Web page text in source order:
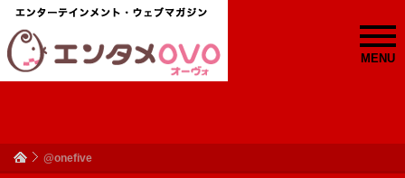
MENU
@onefive